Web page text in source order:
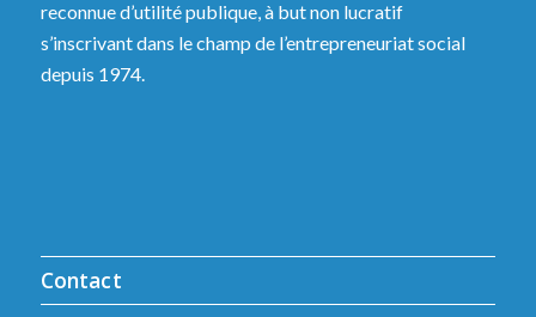
reconnue d’utilité publique, à but non lucratif
s’inscrivant dans le champ de l’entrepreneuriat social
depuis 1974.
Contact